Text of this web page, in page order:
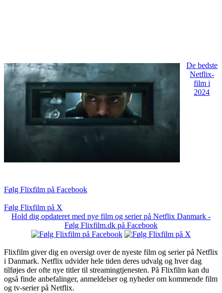
De bedste
Netflix-
film i
2024
Følg Flixfilm på Facebook
Følg Flixfilm på X
Hold dig opdateret med nye film og serier på Netflix Danmark -
Følg Flixfilm.dk på Facebook
Flixfilm giver dig en oversigt over de nyeste film og serier på Netflix
i Danmark. Netflix udvider hele tiden deres udvalg og hver dag
tilføjes der ofte nye titler til streamingtjenesten. På Flixfilm kan du
også finde anbefalinger, anmeldelser og nyheder om kommende film
og tv-serier på Netflix.